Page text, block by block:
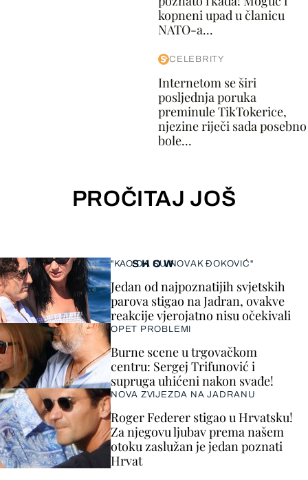
kopneni upad u članicu
NATO-a...
CELEBRITY
Internetom se širi
posljednja poruka
preminule TikTokerice,
njezine riječi sada posebno
bole...
PROČITAJ JOŠ
SHOW
"KAO DA SU NOVAK ĐOKOVIĆ"
Jedan od najpoznatijih svjetskih
parova stigao na Jadran, ovakve
reakcije vjerojatno nisu očekivali
OPET PROBLEMI
Burne scene u trgovačkom
centru: Sergej Trifunović i
supruga uhićeni nakon svađe!
NOVA ZVIJEZDA NA JADRANU
Roger Federer stigao u Hrvatsku!
Za njegovu ljubav prema našem
otoku zaslužan je jedan poznati
Hrvat